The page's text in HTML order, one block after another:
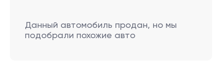
Данный автомобиль продан, но мы
подобрали похожие авто